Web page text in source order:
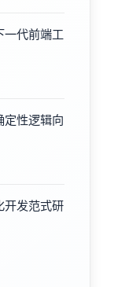
代前端工
定性逻辑向
开发范式研